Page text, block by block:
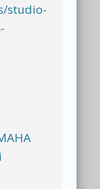
studio-